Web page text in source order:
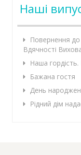
Наші
Повернення до
Вдячності
Наша гордість.
Бажана гостя
День
Рідний дім